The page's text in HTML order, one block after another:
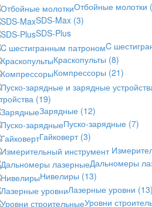
Отбойные молотки
SDS-Max (3)
SDS-Plus
C
Краскопульты (8)
Компрессоры (21)
(19)
Зарядные (12)
Пуско-зарядные (7)
Гайковерт (3)
Дальномеры
Нивелиры (13)
Лазерные уровни (13)
Уровни